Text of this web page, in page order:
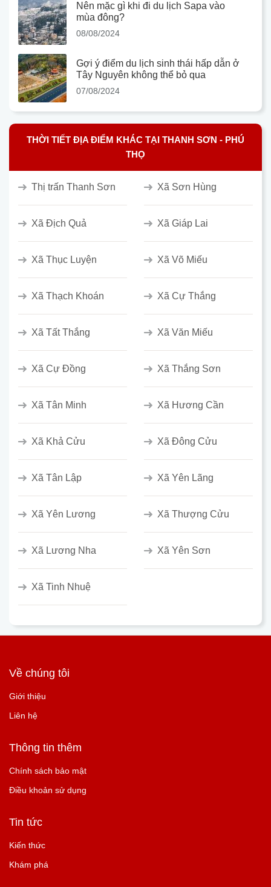
Nên mặc gì khi đi du lịch Sapa vào
mùa đông?
08/08/2024
Gợi ý điểm du lịch sinh thái hấp dẫn ở
Tây Nguyên không thể bỏ qua
07/08/2024
THỜI TIẾT ĐỊA ĐIỂM KHÁC TẠI THANH SƠN - PHÚ
THỌ
Thị trấn Thanh Sơn Xã Sơn Hùng
Xã Địch Quả Xã Giáp Lai
Xã Thục Luyện Xã Võ Miếu
Xã Thạch Khoán Xã Cự Thắng
Xã Tất Thắng Xã Văn Miếu
Xã Cự Đồng Xã Thắng Sơn
Xã Tân Minh Xã Hương Cần
Xã Khả Cửu Xã Đông Cửu
Xã Tân Lập Xã Yên Lãng
Xã Yên Lương Xã Thượng Cửu
Xã Lương Nha Xã Yên Sơn
Xã Tinh Nhuệ
Về chúng tôi
Giới thiệu
Liên hệ
Thông tin thêm
Chính sách bảo mật
Điều khoản sử dụng
Tin tức
Kiến thức
Khám phá